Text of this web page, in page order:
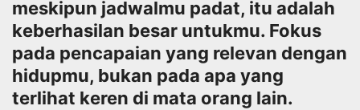
meskipun jadwalmu padat, itu adalah
keberhasilan besar untukmu. Fokus
pada pencapaian yang relevan dengan
hidupmu, bukan pada apa yang
terlihat keren di mata orang lain.